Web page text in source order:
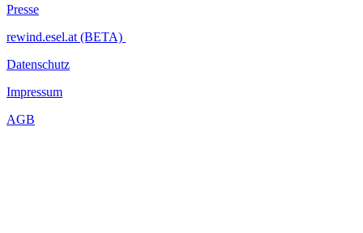
Presse
rewind.esel.at (BETA)
Datenschutz
Impressum
AGB